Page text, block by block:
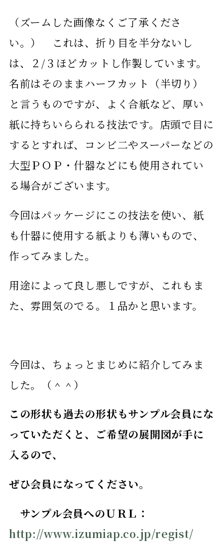
（ズームした画像なくご了承くださ
い。） これは、折り目を半分ないし
は、２/３ほどカットし作製しています。
名前はそのままハーフカット（半切り）
と言うものですが、よく合紙など、厚い
紙に持ちいらられる技法です。店頭で目に
するとすれば、コンビ二やスーパーなどの
大型ＰＯＰ・什器などにも使用されてい
る場合がございます。
今回はパッケージにこの技法を使い、紙
も什器に使用する紙よりも薄いもので、
作ってみました。
用途によって良し悪しですが、これもま
た、雰囲気のでる。１品かと思います。
今回は、ちょっとまじめに紹介してみま
した。（＾＾）
この形状も過去の形状もサンプル会員にな
っていただくと、ご希望の展開図が手に
入るので、
ぜひ会員になってください。
サンプル会員へのＵＲＬ：
http://www.izumiap.co.jp/regist/